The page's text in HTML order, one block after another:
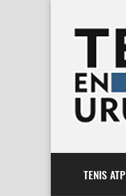
TENIS ATP